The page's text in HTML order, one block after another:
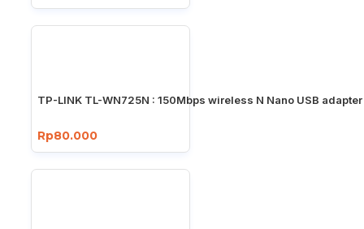
TP-LINK TL-WN725N : 150Mbps wireless N Nano USB adapter
Rp80.000